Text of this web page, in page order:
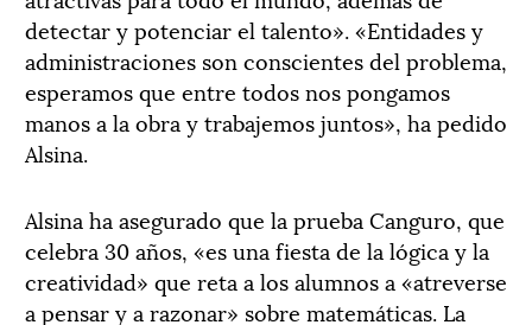
detectar y potenciar el talento». «Entidades y
administraciones son conscientes del problema,
esperamos que entre todos nos pongamos
manos a la obra y trabajemos juntos», ha pedido
Alsina.
Alsina ha asegurado que la prueba Canguro, que
celebra 30 años, «es una fiesta de la lógica y la
creatividad» que reta a los alumnos a «atreverse
a pensar y a razonar» sobre matemáticas. La